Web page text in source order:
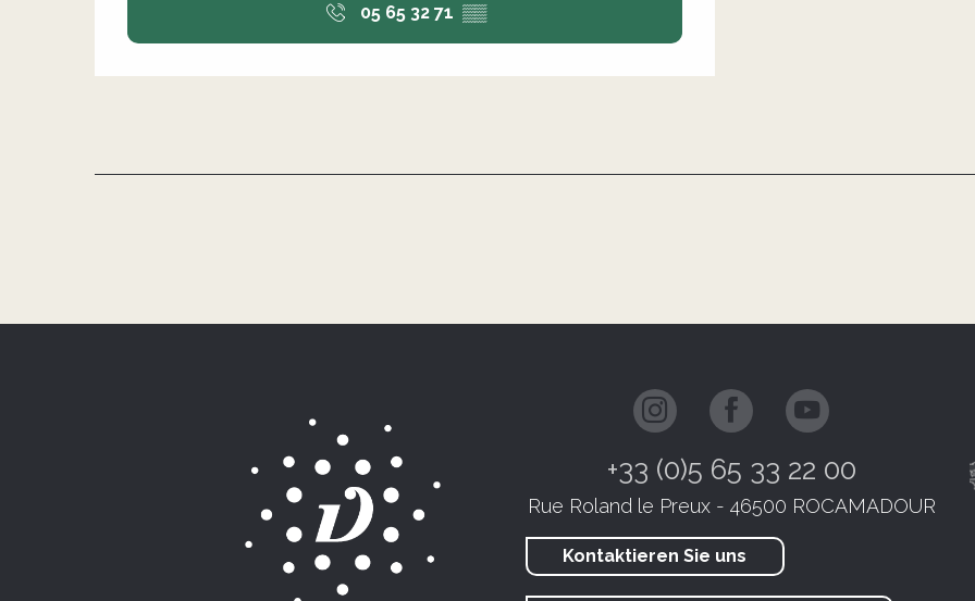
05 65 32 71 ▒▒
+33 (0)5 65 33 22 00
Rue Roland le Preux - 46500 ROCAMADOUR
Kontaktieren Sie uns